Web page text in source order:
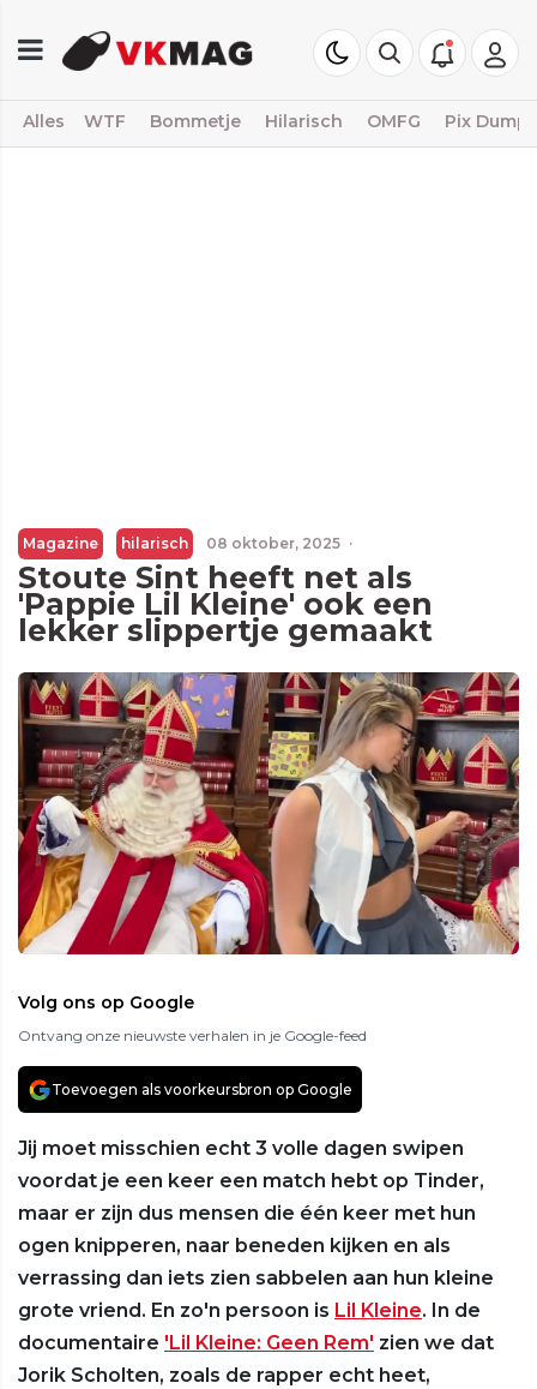
Alles WTF Bommetje Hilarisch OMFG Pix Dump
Magazine hilarisch 08 oktober, 2025 ·
Stoute Sint heeft net als
'Pappie Lil Kleine' ook een
lekker slippertje gemaakt
Volg ons op Google
Ontvang onze nieuwste verhalen in je Google-feed
Toevoegen als voorkeursbron op Google
Jij moet misschien echt 3 volle dagen swipen
voordat je een keer een match hebt op Tinder,
maar er zijn dus mensen die één keer met hun
ogen knipperen, naar beneden kijken en als
verrassing dan iets zien sabbelen aan hun kleine
grote vriend. En zo'n persoon is Lil Kleine. In de
documentaire 'Lil Kleine: Geen Rem' zien we dat
Jorik Scholten, zoals de rapper echt heet,